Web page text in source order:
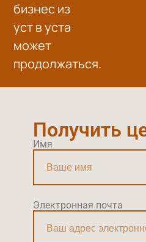
бизнес из
уст в уста
может
продолжаться.
Получить
Имя
Электронная почта